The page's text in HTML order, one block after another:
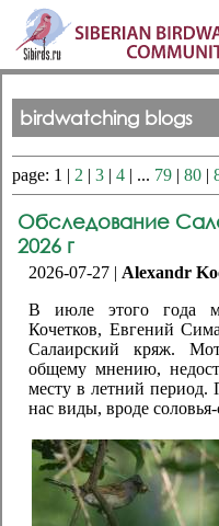
birdwatching blogs
page: 1 | 2 | 3 | 4 | ... 79 | 80 |
Обследование
2026 г
2026-07-27 | Alexandr
В июле этого года
Кочетков, Евгений
Салаирский кряж.
общему мнению,
месту в летний период.
нас виды, вроде соловья-